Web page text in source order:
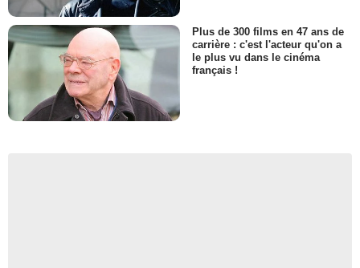
Plus de 300 films en 47 ans de
carrière : c'est l'acteur qu'on a
le plus vu dans le cinéma
français !